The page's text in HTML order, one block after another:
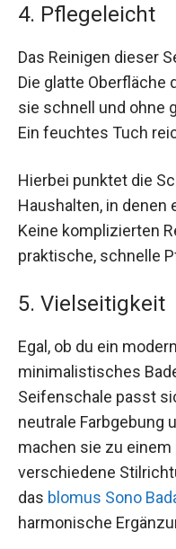
4. Pflegeleicht
Das Reinigen dieser
Die glatte Oberfläche
sie schnell und ohne
Ein feuchtes Tuch
Hierbei punktet die
Haushalten, in
Keine komplizierten
praktische, schnelle
5. Vielseitigkeit
Egal, ob du ein
minimalistisches
Seifenschale passt
neutrale Farbgebung
machen sie zu
verschiedene
das blomus Sono
harmonische